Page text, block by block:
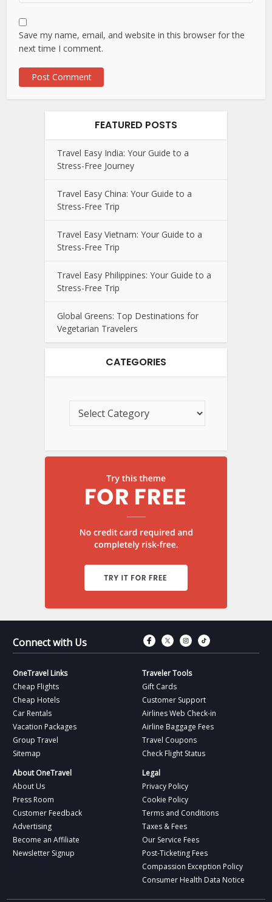
Save my name, email, and website in this browser for the
next time I comment.
FEATURED POSTS
Travel Easy India: Your Guide to a
Stress-Free Journey
Travel Easy China: Your Guide to a
Stress-Free Trip
Travel Easy Vietnam: Your Guide to a
Stress-Free Trip
Travel Easy Philippines: Your Guide to a
Stress-Free Trip
Global Greens: Top Destinations for
Vegetarian Travelers
CATEGORIES
Connect with Us Connect with
Connect with
Connect
OneTravel Links
Cheap Flights
Cheap Hotels
Car Rentals
Vacation Packages
Group Travel
Sitemap
Traveler Tools
Gift Cards
Customer Support
Airlines Web Check-in
Airline Baggage Fees
Travel Coupons
Check Flight Status
About OneTravel
About Us
Press Room
Customer Feedback
Advertising
Become an Affiliate
Newsletter Signup
Legal
Privacy Policy
Cookie Policy
Terms and Conditions
Taxes & Fees
Our Service Fees
Post-Ticketing Fees
Compassion Exception Policy
Consumer Health Data Notice